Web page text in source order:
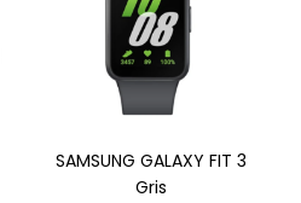
SAMSUNG GALAXY FIT 3
Gris